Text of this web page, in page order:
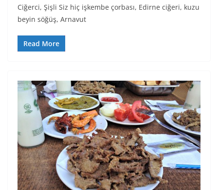
Ciğerci, Şişli Siz hiç işkembe çorbası, Edirne ciğeri, kuzu
beyin söğüş, Arnavut
Read More